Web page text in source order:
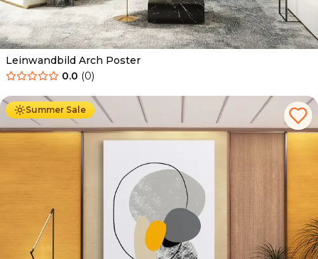
Leinwandbild Arch Poster
0.0 (0)
Summer Sale
Ab 39.90 € 34.90